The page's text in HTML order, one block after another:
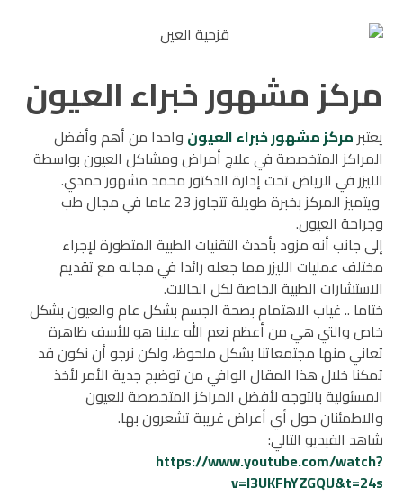
مركز مشهور خبراء العيون
يعتبر مركز مشهور خبراء العيون واحدا من أهم وأفضل
المراكز المتخصصة في علاج أمراض ومشاكل العيون بواسطة
الليزر في الرياض تحت إدارة الدكتور محمد مشهور حمدي.
ويتميز المركز بخبرة طويلة تتجاوز 23 عاما في مجال طب
وجراحة العيون.
إلى جانب أنه مزود بأحدث التقنيات الطبية المتطورة لإجراء
مختلف عمليات الليزر مما جعله رائدا في مجاله مع تقديم
الاستشارات الطبية الخاصة لكل الحالات.
ختاما .. غياب الاهتمام بصحة الجسم بشكل عام والعيون بشكل
خاص والتي هي من أعظم نعم الله علينا هو للأسف ظاهرة
تعاني منها مجتمعاتنا بشكل ملحوظ، ولكن نرجو أن نكون قد
تمكنا خلال هذا المقال الوافي من توضيح جدية الأمر لأخذ
المسئولية بالتوجه لأفضل المراكز المتخصصة للعيون
والاطمئنان حول أي أعراض غريبة تشعرون بها.
شاهد الفيديو التالي:
https://www.youtube.com/watch?
v=l3UKFhYZGQU&t=24s